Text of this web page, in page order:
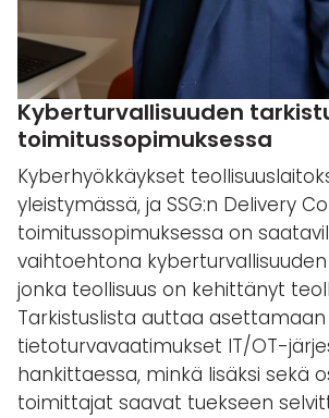
Kyberturvallisuuden
toimitussopimuksessa
Kyberhyökkäykset
yleistymässä, ja SSG:n Delivery
toimitussopimuksessa on
vaihtoehtona
jonka teollisuus on kehittänyt
Tarkistuslista auttaa
tietoturvavaatimukset IT/OT-
hankittaessa, minkä lisäksi sekä
toimittajat saavat tuekseen